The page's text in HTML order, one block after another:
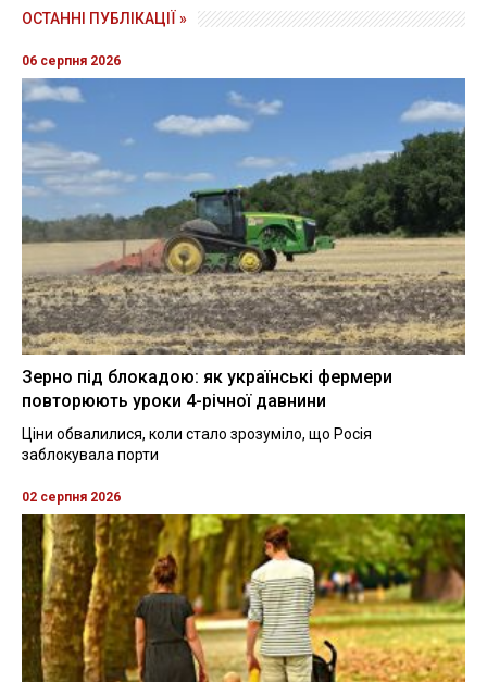
ОСТАННІ ПУБЛІКАЦІЇ »
06 серпня 2026
Зерно під блокадою: як українські фермери
повторюють уроки 4-річної давнини
Ціни обвалилися, коли стало зрозуміло, що Росія
заблокувала порти
02 серпня 2026